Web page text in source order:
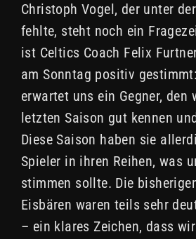
Christoph Vogel, der unter
fehlte, steht noch ein
ist Celtics Coach Felix
am Sonntag positiv
erwartet uns ein Gegner, den
letzten Saison gut kennen
Diese Saison haben sie
Spieler in ihren Reihen, was
stimmen sollte. Die
Eisbären waren teils sehr
– ein klares Zeichen, dass